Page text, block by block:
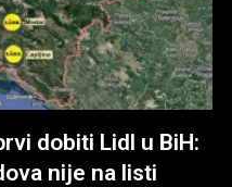
dobiti Lidl u BiH:
nije na listi